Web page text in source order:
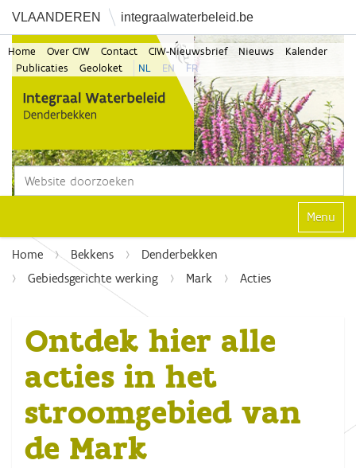
VLAANDEREN integraalwaterbeleid.be
Zoek
Home Over CIW Contact CIW-Nieuwsbrief Nieuws
Kalender
Publicaties
Geoloket NL EN FR
Klap
Home Bekkens
Denderbekken
Gebiedsgerichte werking
Mark Acties
Ontdek hier alle
acties in het
stroomgebied van
de Mark